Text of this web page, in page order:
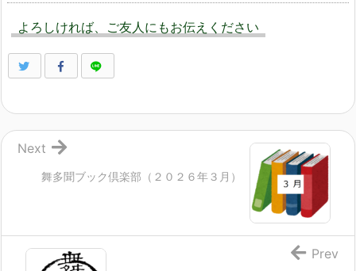
よろしければ、ご友人にもお伝えください
舞多聞ブック倶楽部（２０２６年３月）
Next
Prev